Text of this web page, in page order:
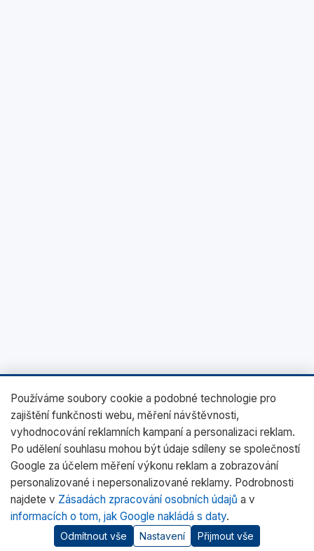
Používáme soubory cookie a podobné technologie pro
zajištění funkčnosti webu, měření návštěvnosti,
vyhodnocování reklamních kampaní a personalizaci reklam.
Po udělení souhlasu mohou být údaje sdíleny se společností
Google za účelem měření výkonu reklam a zobrazování
personalizované i nepersonalizované reklamy. Podrobnosti
najdete v Zásadách zpracování osobních údajů a v
informacích o tom, jak Google nakládá s daty.
Odmítnout vše Nastavení Přijmout vše